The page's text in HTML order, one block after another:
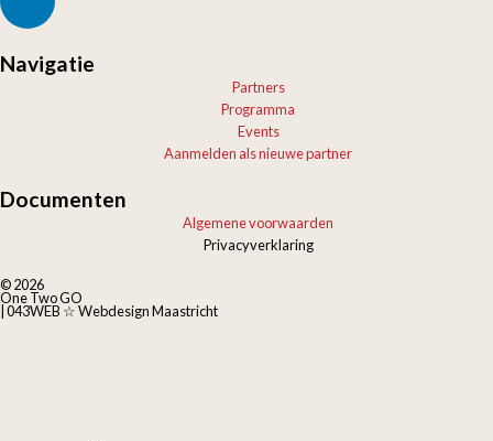
Navigatie
Partners
Programma
Events
Aanmelden als nieuwe partner
Documenten
Algemene voorwaarden
Privacyverklaring
© 2026
One Two GO
| 043WEB ☆ Webdesign Maastricht